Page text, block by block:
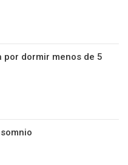
dormir menos de 5